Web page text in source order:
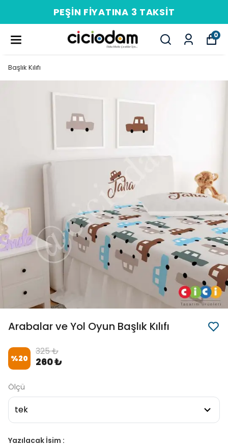
PEŞIN FIYATINA 3 TAKSIT
0
Başlık Kılıfı
Arabalar ve Yol Oyun Başlık Kılıfı
%20
325 ₺
260 ₺
Ölçü
Yazılacak İsim :